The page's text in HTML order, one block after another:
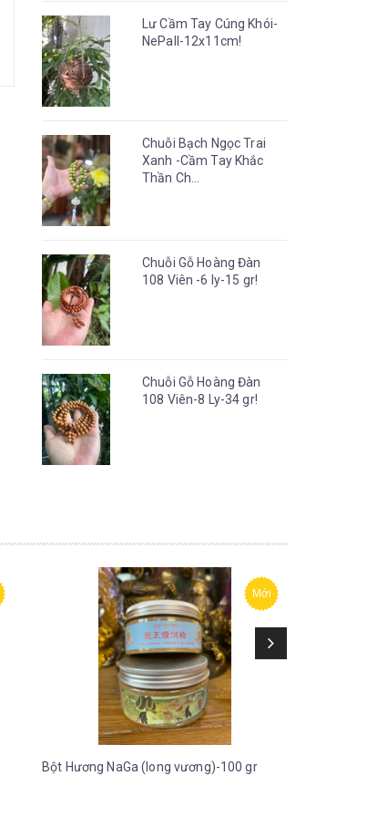
Lư Cầm Tay Cúng Khói-
NePall-12x11cm!
Chuỗi Bạch Ngọc Trai
Xanh -Cầm Tay Khắc
Thần Ch...
Chuỗi Gỗ Hoàng Đàn
108 Viên -6 ly-15 gr!
Chuỗi Gỗ Hoàng Đàn
108 Viên-8 Ly-34 gr!
Mới
Bột Hương NaGa (long vương)-100 gr